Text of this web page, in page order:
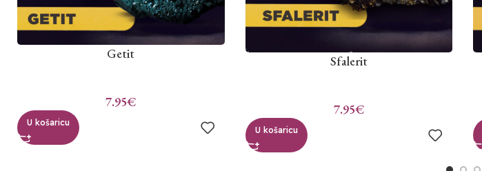
Getit
7.95€
U košaricu
Sfalerit
7.95€
U košaricu